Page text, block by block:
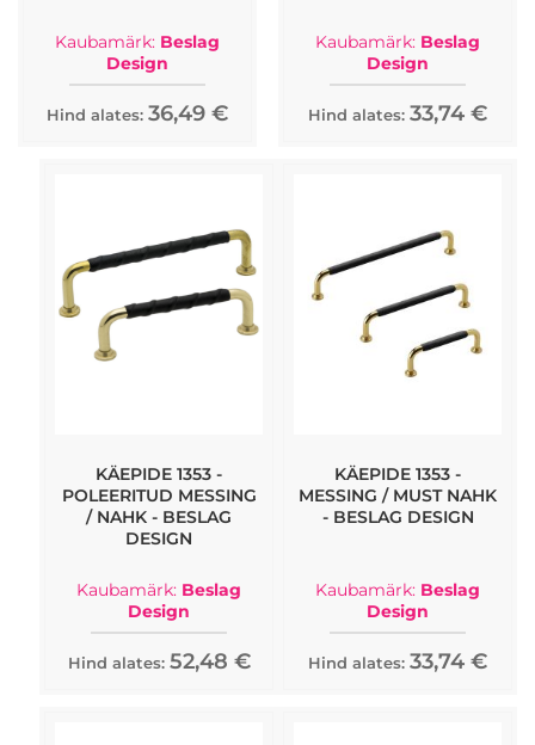
Kaubamärk: Beslag
Design
Hind alates: 36,49 €
Kaubamärk: Beslag
Design
Hind alates: 33,74 €
KÄEPIDE 1353 -
POLEERITUD MESSING
/ NAHK - BESLAG
DESIGN
Kaubamärk: Beslag
Design
Hind alates: 52,48 €
KÄEPIDE 1353 -
MESSING / MUST NAHK
- BESLAG DESIGN
Kaubamärk: Beslag
Design
Hind alates: 33,74 €